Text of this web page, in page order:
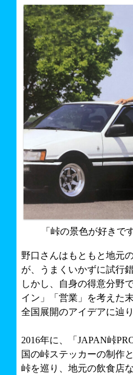
「峠の景色が好きで
野口さんはもともと地元
が、うまくいかずに試行
しかし、自身の得意分野
イン」「営業」を考えた
全国展開のアイデアに辿
2016年に、「JAPAN峠
国の峠ステッカーの制作
峠を巡り、地元の飲食店